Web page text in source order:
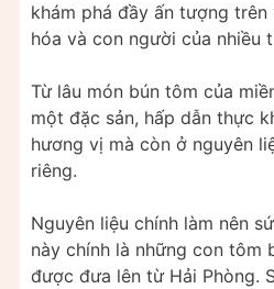
khám phá đầy ấn tượng
hóa và con người của nhiều
Từ lâu món bún tôm của
một đặc sản, hấp dẫn thực
hương vị mà còn ở nguyên
riêng.
Nguyên liệu chính làm nên
này chính là những con tôm
được đưa lên từ Hải Phòng.